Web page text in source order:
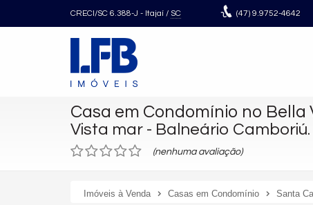
CRECI/SC 6.388-J - Itajaí / SC (47) 9.9752-4642
Casa em Condomínio no Bella
Vista mar - Balneário Camboriú.
(nenhuma avaliação)
Imóveis à Venda Casas em Condomínio Santa